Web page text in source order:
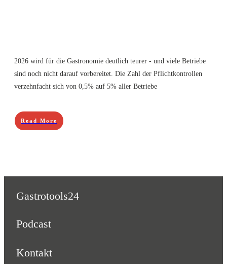
2026 wird für die Gastronomie deutlich teurer - und viele Betriebe
sind noch nicht darauf vorbereitet. Die Zahl der Pflichtkontrollen
verzehnfacht sich von 0,5% auf 5% aller Betriebe
Read More
Gastrotools24
Podcast
Kontakt